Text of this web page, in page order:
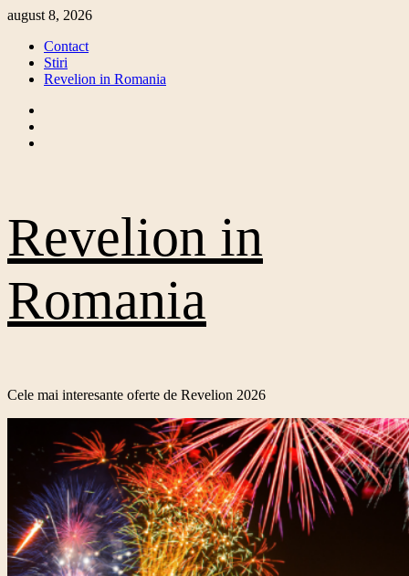
Skip
content
august 8, 2026
Contact
Stiri
Revelion in Romania
Revelion in
Romania
Cele mai interesante oferte de Revelion 2026